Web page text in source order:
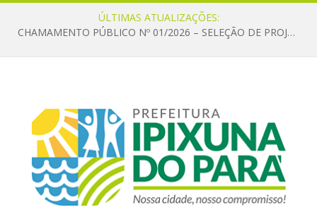
ÚLTIMAS ATUALIZAÇÕES:
CHAMAMENTO PÚBLICO Nº 01/2026 – SELEÇÃO DE PROJETOS PARA FIRMAR TERMO DE EXECUÇÃO CULTURAL COM RECURSOS DA POLÍTICA NACIONAL ALDIR BLANC DE FOMENTO À CULTURA – PNAB (LEI Nº 14.399/2022)